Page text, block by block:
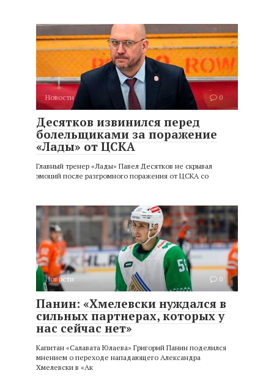
Новости 0
Десятков извинился перед
болельщиками за поражение
«Лады» от ЦСКА
Главный тренер «Лады» Павел Десятков не скрывал
эмоций после разгромного поражения от ЦСКА со
Новости 0
Панин: «Хмелевски нуждался в
сильных партнерах, которых у
нас сейчас нет»
Капитан «Салавата Юлаева» Григорий Панин поделился
мнением о переходе нападающего Александра
Хмелевски в «Ак